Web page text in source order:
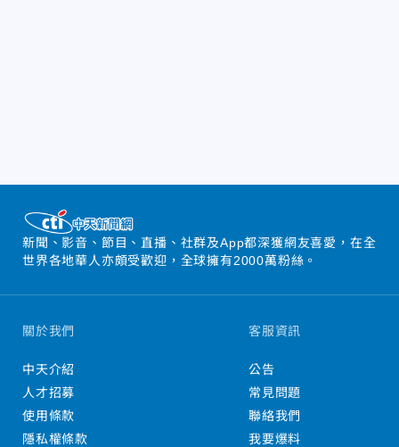
新聞、影音、節目、直播、社群及App都深獲網友喜愛，在全
世界各地華人亦頗受歡迎，全球擁有2000萬粉絲。
關於我們
中天介紹
人才招募
使用條款
隱私權條款
客服資訊
公告
常見問題
聯絡我們
我要爆料